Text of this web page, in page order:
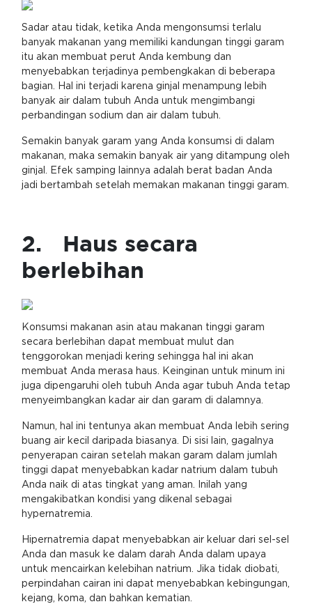
Sadar atau tidak, ketika Anda mengonsumsi terlalu
banyak makanan yang memiliki kandungan tinggi garam
itu akan membuat perut Anda kembung dan
menyebabkan terjadinya pembengkakan di beberapa
bagian. Hal ini terjadi karena ginjal menampung lebih
banyak air dalam tubuh Anda untuk mengimbangi
perbandingan sodium dan air dalam tubuh.
Semakin banyak garam yang Anda konsumsi di dalam
makanan, maka semakin banyak air yang ditampung oleh
ginjal. Efek samping lainnya adalah berat badan Anda
jadi bertambah setelah memakan makanan tinggi garam.
2. Haus secara
berlebihan
Konsumsi makanan asin atau makanan tinggi garam
secara berlebihan dapat membuat mulut dan
tenggorokan menjadi kering sehingga hal ini akan
membuat Anda merasa haus. Keinginan untuk minum ini
juga dipengaruhi oleh tubuh Anda agar tubuh Anda tetap
menyeimbangkan kadar air dan garam di dalamnya.
Namun, hal ini tentunya akan membuat Anda lebih sering
buang air kecil daripada biasanya. Di sisi lain, gagalnya
penyerapan cairan setelah makan garam dalam jumlah
tinggi dapat menyebabkan kadar natrium dalam tubuh
Anda naik di atas tingkat yang aman. Inilah yang
mengakibatkan kondisi yang dikenal sebagai
hypernatremia.
Hipernatremia dapat menyebabkan air keluar dari sel-sel
Anda dan masuk ke dalam darah Anda dalam upaya
untuk mencairkan kelebihan natrium. Jika tidak diobati,
perpindahan cairan ini dapat menyebabkan kebingungan,
kejang, koma, dan bahkan kematian.